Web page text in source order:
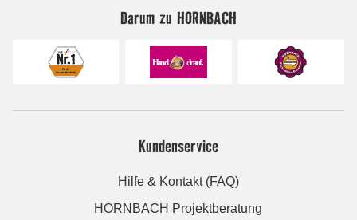
Darum zu HORNBACH
Kundenservice
Hilfe & Kontakt (FAQ)
HORNBACH Projektberatung